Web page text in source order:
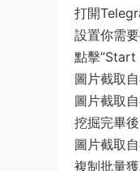
打開
設置你需
點擊”Start
圖片截取
圖片截取
挖掘完畢
圖片截取
複制批量